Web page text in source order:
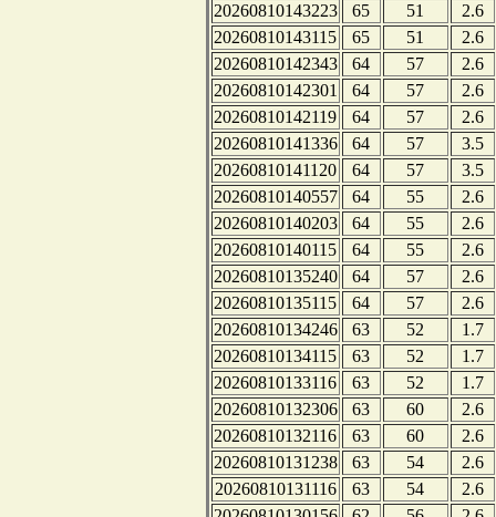
20260810143223
65 51
2.6
20260810143115
65 51
2.6
20260810142343
64 57
2.6
20260810142301
64 57
2.6
20260810142119
64 57
2.6
20260810141336
64 57
3.5
20260810141120
64 57
3.5
20260810140557
64 55
2.6
20260810140203
64 55
2.6
20260810140115
64 55
2.6
20260810135240
64 57
2.6
20260810135115
64 57
2.6
20260810134246
63 52
1.7
20260810134115
63 52
1.7
20260810133116
63 52
1.7
20260810132306
63 60
2.6
20260810132116
63 60
2.6
20260810131238
63 54
2.6
20260810131116
63 54
2.6